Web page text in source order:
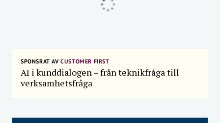
SPONSRAT AVCUSTOMER FIRST
AI i kunddialogen – från teknikfråga till
verksamhetsfråga